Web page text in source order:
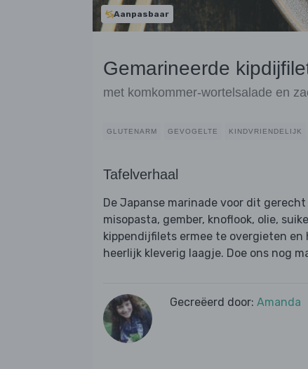
Aanpasbaar
Gemarineerde
met komkommer-wortelsalade en
GLUTENARM GEVOGELTE KINDVRIENDELIJK
Tafelverhaal
De Japanse marinade voor dit
misopasta, gember, knoflook, olie,
kippendijfilets ermee te overgieten
heerlijk kleverig laagje. Doe ons nog
Gecreëerd door: Amanda